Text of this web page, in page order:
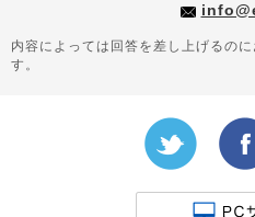
内容によっては回答を差し上げるの
す。